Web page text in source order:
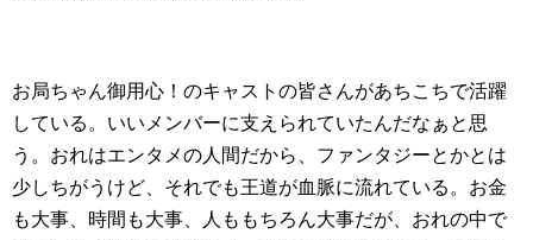
お局ちゃん御用心！のキャストの皆さんがあちこちで活躍
している。いいメンバーに支えられていたんだなぁと思
う。おれはエンタメの人間だから、ファンタジーとかとは
少しちがうけど、それでも王道が血脈に流れている。お金
も大事、時間も大事、人ももちろん大事だが、おれの中で